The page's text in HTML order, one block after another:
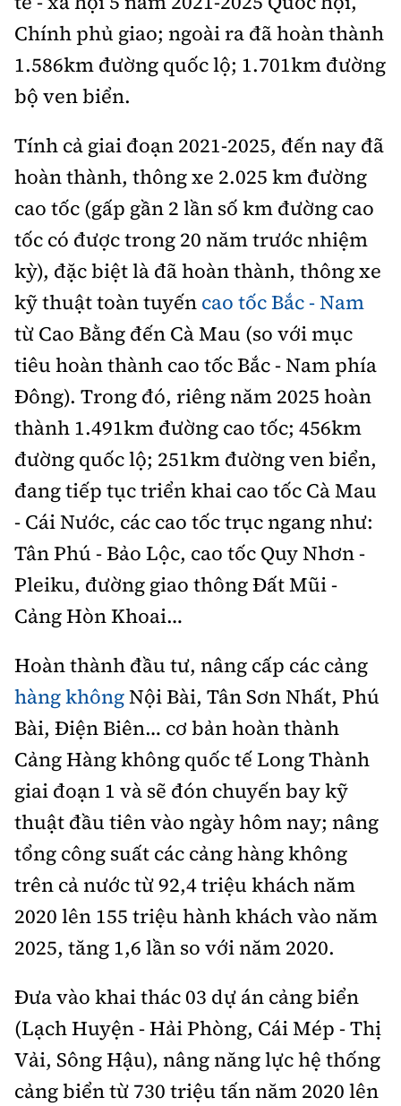
Chính phủ giao; ngoài ra đã hoàn thành
1.586km đường quốc lộ; 1.701km đường
bộ ven biển.
Tính cả giai đoạn 2021-2025, đến nay đã
hoàn thành, thông xe 2.025 km đường
cao tốc (gấp gần 2 lần số km đường cao
tốc có được trong 20 năm trước nhiệm
kỳ), đặc biệt là đã hoàn thành, thông xe
kỹ thuật toàn tuyến cao tốc Bắc - Nam
từ Cao Bằng đến Cà Mau (so với mục
tiêu hoàn thành cao tốc Bắc - Nam phía
Đông). Trong đó, riêng năm 2025 hoàn
thành 1.491km đường cao tốc; 456km
đường quốc lộ; 251km đường ven biển,
đang tiếp tục triển khai cao tốc Cà Mau
- Cái Nước, các cao tốc trục ngang như:
Tân Phú - Bảo Lộc, cao tốc Quy Nhơn -
Pleiku, đường giao thông Đất Mũi -
Cảng Hòn Khoai…
Hoàn thành đầu tư, nâng cấp các cảng
hàng khôngNội Bài, Tân Sơn Nhất, Phú
Bài, Điện Biên… cơ bản hoàn thành
Cảng Hàng không quốc tế Long Thành
giai đoạn 1 và sẽ đón chuyến bay kỹ
thuật đầu tiên vào ngày hôm nay; nâng
tổng công suất các cảng hàng không
trên cả nước từ 92,4 triệu khách năm
2020 lên 155 triệu hành khách vào năm
2025, tăng 1,6 lần so với năm 2020.
Đưa vào khai thác 03 dự án cảng biển
(Lạch Huyện - Hải Phòng, Cái Mép - Thị
Vải, Sông Hậu), nâng năng lực hệ thống
cảng biển từ 730 triệu tấn năm 2020 lên